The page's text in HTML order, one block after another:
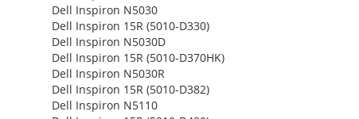
Dell Inspiron N5030
Dell Inspiron 15R (5010-D330)
Dell Inspiron N5030D
Dell Inspiron 15R (5010-D370HK)
Dell Inspiron N5030R
Dell Inspiron 15R (5010-D382)
Dell Inspiron N5110